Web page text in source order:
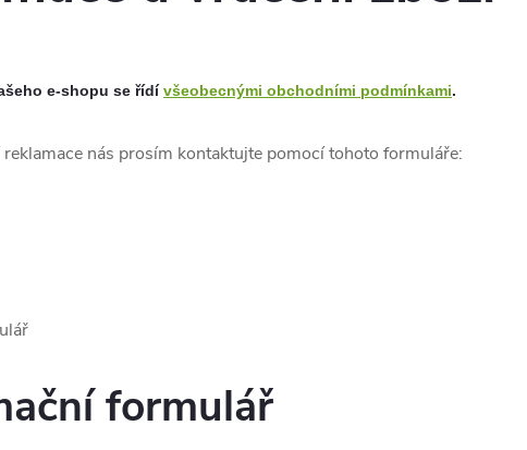
e-shopu se řídí všeobecnými obchodními podmínkami.
reklamace nás prosím kontaktujte pomocí tohoto formuláře:
formulář